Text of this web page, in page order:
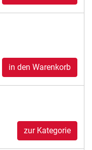
in den Warenkorb
zur Kategorie